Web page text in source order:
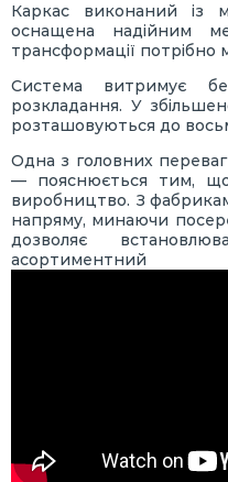
Каркас виконаний із
оснащена надійним
трансформації потрібно
Система витримує
розкладання. У
розташовуються до
Одна з головних
— пояснюється тим,
виробництво. З
напряму, минаючи
дозволяє